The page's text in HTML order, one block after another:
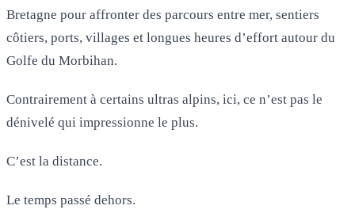
Bretagne pour affronter des parcours entre mer, sentiers
côtiers, ports, villages et longues heures d’effort autour du
Golfe du Morbihan.
Contrairement à certains ultras alpins, ici, ce n’est pas le
dénivelé qui impressionne le plus.
C’est la distance.
Le temps passé dehors.